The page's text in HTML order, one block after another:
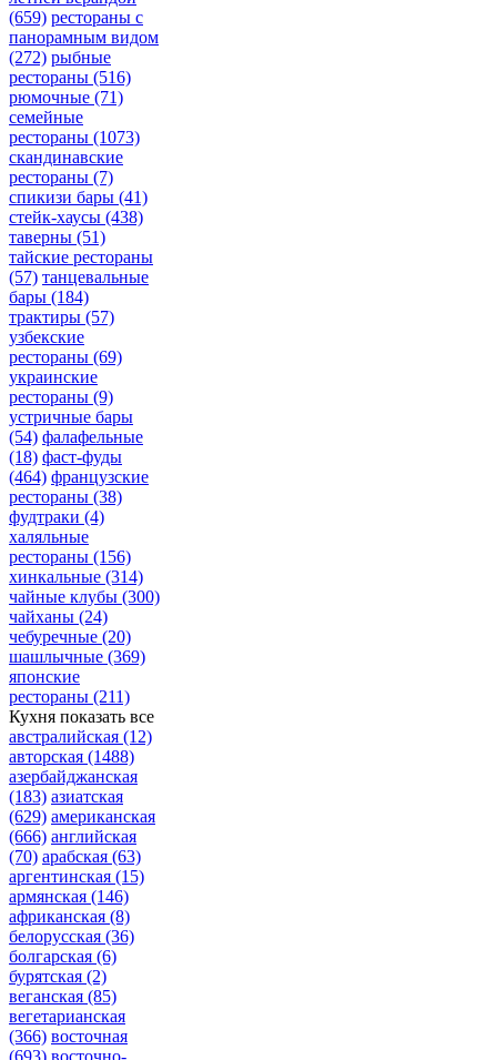
(659) рестораны с
панорамным видом
(272) рыбные
рестораны (516)
рюмочные (71)
семейные
рестораны (1073)
скандинавские
рестораны (7)
спикизи бары (41)
стейк-хаусы (438)
таверны (51)
тайские рестораны
(57) танцевальные
бары (184)
трактиры (57)
узбекские
рестораны (69)
украинские
рестораны (9)
устричные бары
(54) фалафельные
(18) фаст-фуды
(464) французские
рестораны (38)
фудтраки (4)
халяльные
рестораны (156)
хинкальные (314)
чайные клубы (300)
чайханы (24)
чебуречные (20)
шашлычные (369)
японские
рестораны (211)
Кухня показать все
австралийская (12)
авторская (1488)
азербайджанская
(183) азиатская
(629) американская
(666) английская
(70) арабская (63)
аргентинская (15)
армянская (146)
африканская (8)
белорусская (36)
болгарская (6)
бурятская (2)
веганская (85)
вегетарианская
(366) восточная
(693) восточно-